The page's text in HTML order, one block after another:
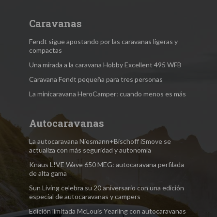
Caravanas
Fendt sigue apostando por las caravanas ligeras y
compactas
Una mirada a la caravana Hobby Excellent 495 WFB
Caravana Fendt pequeña para tres personas
La minicaravana HeroCamper: cuando menos es más
Autocaravanas
La autocaravana Niesmann+Bischoff iSmove se
actualiza con más seguridad y autonomía
Knaus L!VE Wave 650 MEG: autocaravana perfilada
de alta gama
Sun Living celebra su 20 aniversario con una edición
especial de autocaravanas y campers
Edición limitada McLouis Yearling con autocaravanas